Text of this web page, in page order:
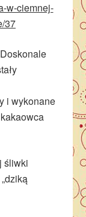
w-ciemnej-
37
Doskonale
i wykonane
śliwki